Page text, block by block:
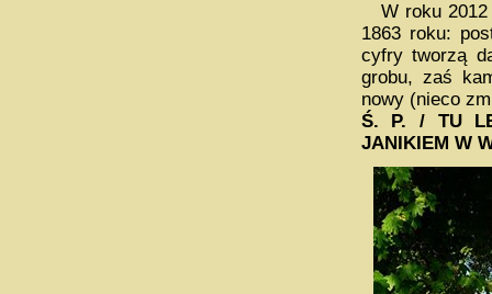
W roku
1863 roku:
cyfry tworzą
grobu, zaś
nowy (nieco
Ś. P. / TU
JANIKIEM W